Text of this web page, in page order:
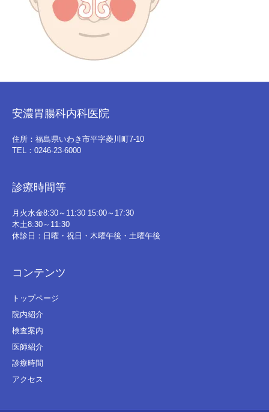
安濃胃腸科内科医院
住所：福島県いわき市平字菱川町7-10
TEL：0246-23-6000
診療時間等
月火水金8:30～11:30 15:00～17:30
木土8:30～11:30
休診日：日曜・祝日・木曜午後・土曜午後
コンテンツ
トップページ
院内紹介
検査案内
医師紹介
診療時間
アクセス